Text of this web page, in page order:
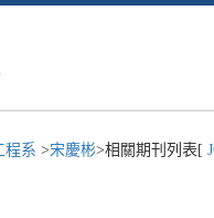
程系 >宋慶彬>相關期刊列表[